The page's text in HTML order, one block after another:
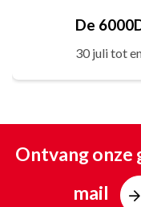
De
30 juli tot
Ontvang onze
mail